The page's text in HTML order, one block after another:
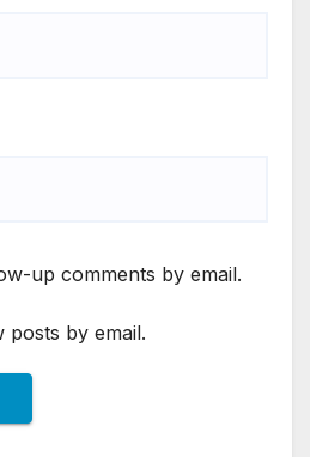
up comments by email.
posts by email.